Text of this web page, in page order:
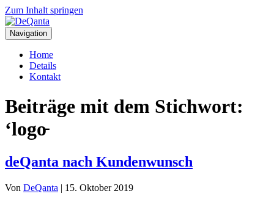
Zum Inhalt springen
Navigation
Home
Details
Kontakt
Beiträge mit dem Stichwort:
‘logo̵
deQanta nach Kundenwunsch
Von DeQanta | 15. Oktober 2019